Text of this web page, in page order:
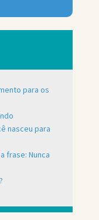
para os
nasceu para
frase: Nunca